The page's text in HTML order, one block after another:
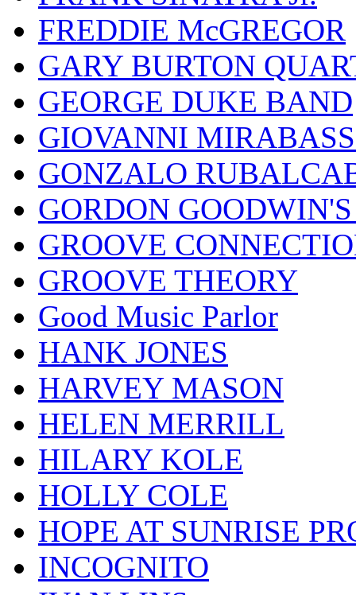
FREDDIE McGREGOR
GARY BURTON
GEORGE DUKE BAND
GIOVANNI
GONZALO
GORDON
GROOVE
GROOVE THEORY
Good Music Parlor
HANK JONES
HARVEY MASON
HELEN MERRILL
HILARY KOLE
HOLLY COLE
HOPE AT SUNRISE
INCOGNITO